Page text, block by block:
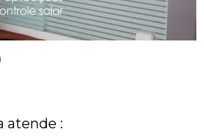
atende :